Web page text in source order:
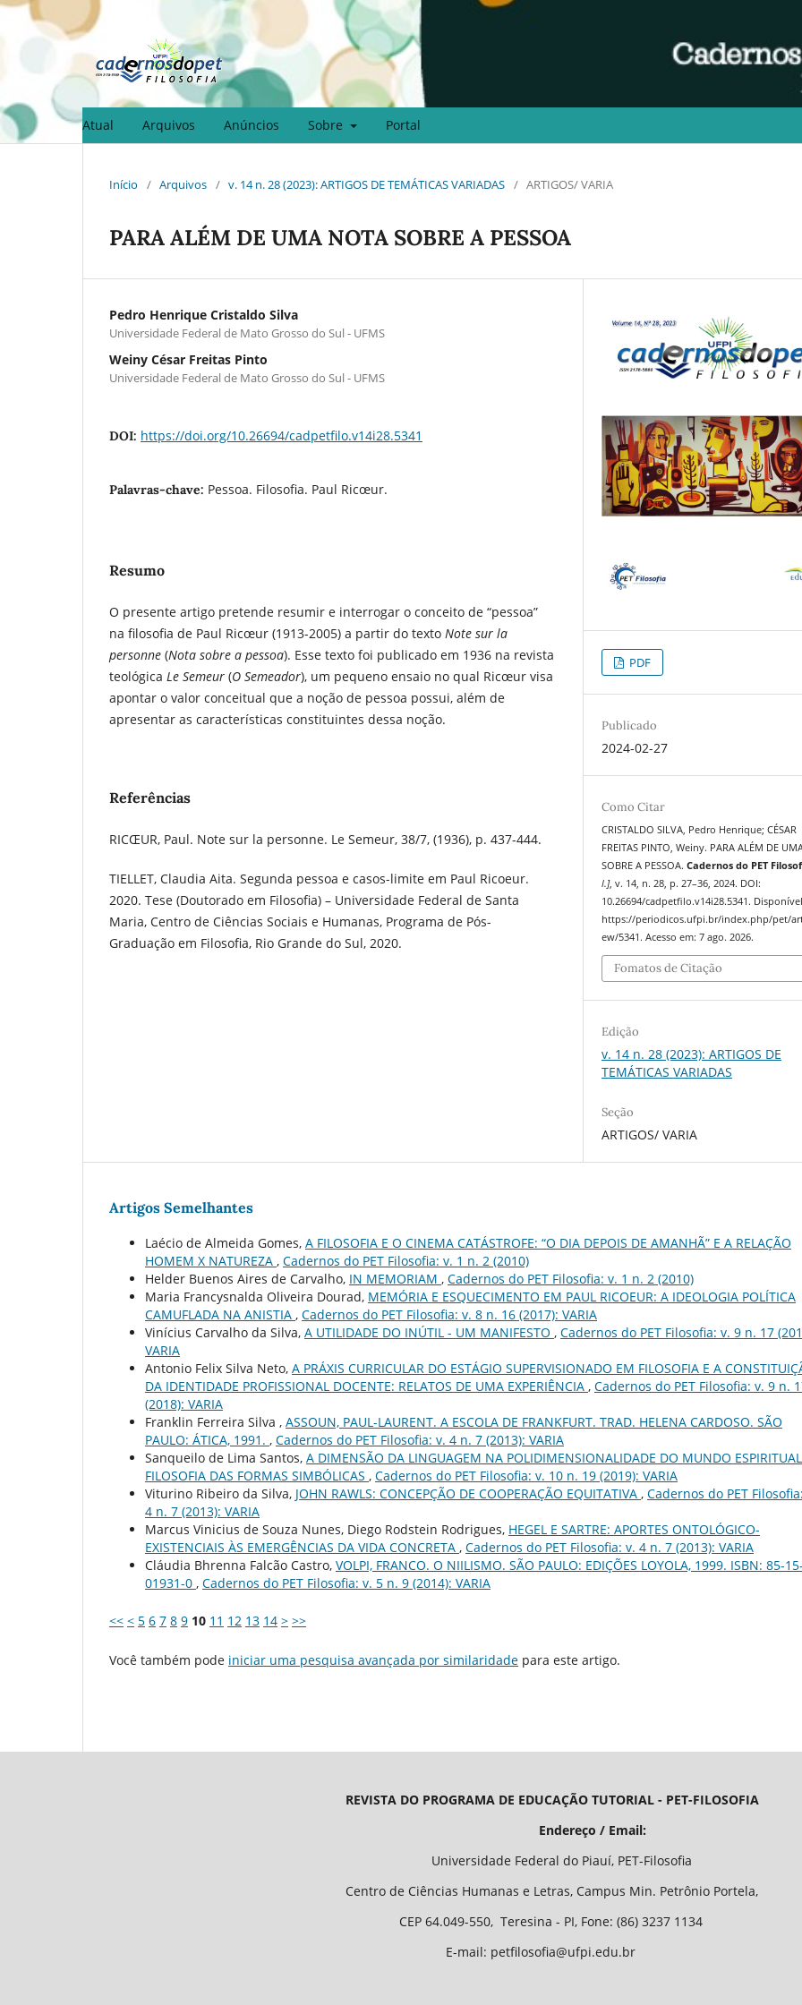
Atual Arquivos Anúncios Sobre Portal
Início / Arquivos / v. 14 n. 28 (2023): ARTIGOS DE TEMÁTICAS VARIADAS / ARTIGOS/ VARIA
PARA ALÉM DE UMA NOTA SOBRE A PESSOA
Pedro Henrique Cristaldo Silva
Universidade Federal de Mato Grosso do Sul - UFMS
Weiny César Freitas Pinto
Universidade Federal de Mato Grosso do Sul - UFMS
DOI: https://doi.org/10.26694/cadpetfilo.v14i28.5341
Palavras-chave: Pessoa. Filosofia. Paul Ricœur.
Resumo
O presente artigo pretende resumir e interrogar o conceito de “pessoa”
na filosofia de Paul Ricœur (1913-2005) a partir do texto Note sur la
personne (Nota sobre a pessoa). Esse texto foi publicado em 1936 na revista
teológica Le Semeur (O Semeador), um pequeno ensaio no qual Ricœur visa
apontar o valor conceitual que a noção de pessoa possui, além de
apresentar as características constituintes dessa noção.
Referências
RICŒUR, Paul. Note sur la personne. Le Semeur, 38/7, (1936), p. 437-444.
TIELLET, Claudia Aita. Segunda pessoa e casos-limite em Paul Ricoeur.
2020. Tese (Doutorado em Filosofia) – Universidade Federal de Santa
Maria, Centro de Ciências Sociais e Humanas, Programa de Pós-
Graduação em Filosofia, Rio Grande do Sul, 2020.
PDF
Publicado
2024-02-27
Como Citar
CRISTALDO SILVA, Pedro Henrique; CÉSAR
FREITAS PINTO, Weiny. PARA ALÉM DE
SOBRE A PESSOA.Cadernos do PET
l.], v. 14, n. 28, p. 27–36, 2024. DOI:
10.26694/cadpetfilo.v14i28.5341.
https://periodicos.ufpi.br/index.php/pet/
ew/5341. Acesso em: 7 ago. 2026.
Fomatos de Citação
Edição
v. 14 n. 28 (2023): ARTIGOS DE
TEMÁTICAS VARIADAS
Seção
ARTIGOS/ VARIA
Artigos Semelhantes
Laécio de Almeida Gomes, A FILOSOFIA E O CINEMA CATÁSTROFE: “O DIA DEPOIS DE AMANHÃ” E A RELAÇÃO
HOMEM X NATUREZA , Cadernos do PET Filosofia: v. 1 n. 2 (2010)
Helder Buenos Aires de Carvalho, IN MEMORIAM , Cadernos do PET Filosofia: v. 1 n. 2 (2010)
Maria Francysnalda Oliveira Dourad, MEMÓRIA E ESQUECIMENTO EM PAUL RICOEUR: A IDEOLOGIA POLÍTICA
CAMUFLADA NA ANISTIA , Cadernos do PET Filosofia: v. 8 n. 16 (2017): VARIA
Vinícius Carvalho da Silva, A UTILIDADE DO INÚTIL - UM MANIFESTO , Cadernos do PET Filosofia: v. 9 n. 17
VARIA
Antonio Felix Silva Neto, A PRÁXIS CURRICULAR DO ESTÁGIO SUPERVISIONADO EM FILOSOFIA E A
DA IDENTIDADE PROFISSIONAL DOCENTE: RELATOS DE UMA EXPERIÊNCIA , Cadernos do PET Filosofia: v. 9 n.
(2018): VARIA
Franklin Ferreira Silva , ASSOUN, PAUL-LAURENT. A ESCOLA DE FRANKFURT. TRAD. HELENA CARDOSO. SÃO
PAULO: ÁTICA, 1991. , Cadernos do PET Filosofia: v. 4 n. 7 (2013): VARIA
Sanqueilo de Lima Santos, A DIMENSÃO DA LINGUAGEM NA POLIDIMENSIONALIDADE DO MUNDO
FILOSOFIA DAS FORMAS SIMBÓLICAS , Cadernos do PET Filosofia: v. 10 n. 19 (2019): VARIA
Viturino Ribeiro da Silva, JOHN RAWLS: CONCEPÇÃO DE COOPERAÇÃO EQUITATIVA , Cadernos do PET
4 n. 7 (2013): VARIA
Marcus Vinicius de Souza Nunes, Diego Rodstein Rodrigues, HEGEL E SARTRE: APORTES ONTOLÓGICO-
EXISTENCIAIS ÀS EMERGÊNCIAS DA VIDA CONCRETA , Cadernos do PET Filosofia: v. 4 n. 7 (2013): VARIA
Cláudia Bhrenna Falcão Castro, VOLPI, FRANCO. O NIILISMO. SÃO PAULO: EDIÇÕES LOYOLA, 1999. ISBN: 85-15-
01931-0 , Cadernos do PET Filosofia: v. 5 n. 9 (2014): VARIA
<< < 5 6 7 8 9 10 11 12 13 14 > >>
Você também pode iniciar uma pesquisa avançada por similaridade para este artigo.
REVISTA DO PROGRAMA DE EDUCAÇÃO TUTORIAL - PET-FILOSOFIA
Endereço / Email:
Universidade Federal do Piauí, PET-Filosofia
Centro de Ciências Humanas e Letras, Campus Min. Petrônio Portela,
CEP 64.049-550, Teresina - PI, Fone: (86) 3237 1134
E-mail: petfilosofia@ufpi.edu.br